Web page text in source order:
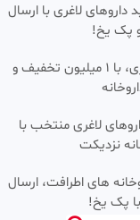
فصل ۳
سلطنتی من با زیر
غریبه ای در آینه قسمت ۶ دوبله
داروهای لاغری با ارسال
و پک یخ!
بهترین قیمت داروهای لاغری، با ۱ میلیون تخفیف و
لاغری منتخب با
نزدیکت
های اطرافت، ارسال
پک یخ!